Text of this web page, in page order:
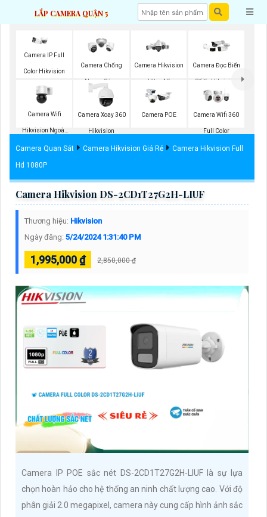
LẮP CAMERA QUẬN 5
Camera IP Full
Color Hikvision
Camera Chống
Ngược Sáng
Hikvision
Camera Hikvision
Ultra 4K
Camera Đọc Biển
Số Xe Hikvision
Camera Wifi
Hikvision Ngoài
Trời 360
Camera Xoay 360
Hikvision
Camera POE Camera Wifi 360
Full Color
Camera Quan Sát Camera Hikvision Giá Rẻ
Camera Hikvision Full
Hd 1080P
Camera Hikvision DS-2CD1T27G2H-LIUF
Thương hiệu: Hikvision
Ngày đăng: 5/24/2024 1:31:40 PM
1,995,000 ₫ 2,850,000 ₫
Camera IP POE sắc nét DS-2CD1T27G2H-LIUF là sự lựa
chọn hoàn hảo cho hệ thống an ninh chất lượng cao. Với độ
phân giải 2.0 megapixel, camera này cung cấp hình ảnh sắc